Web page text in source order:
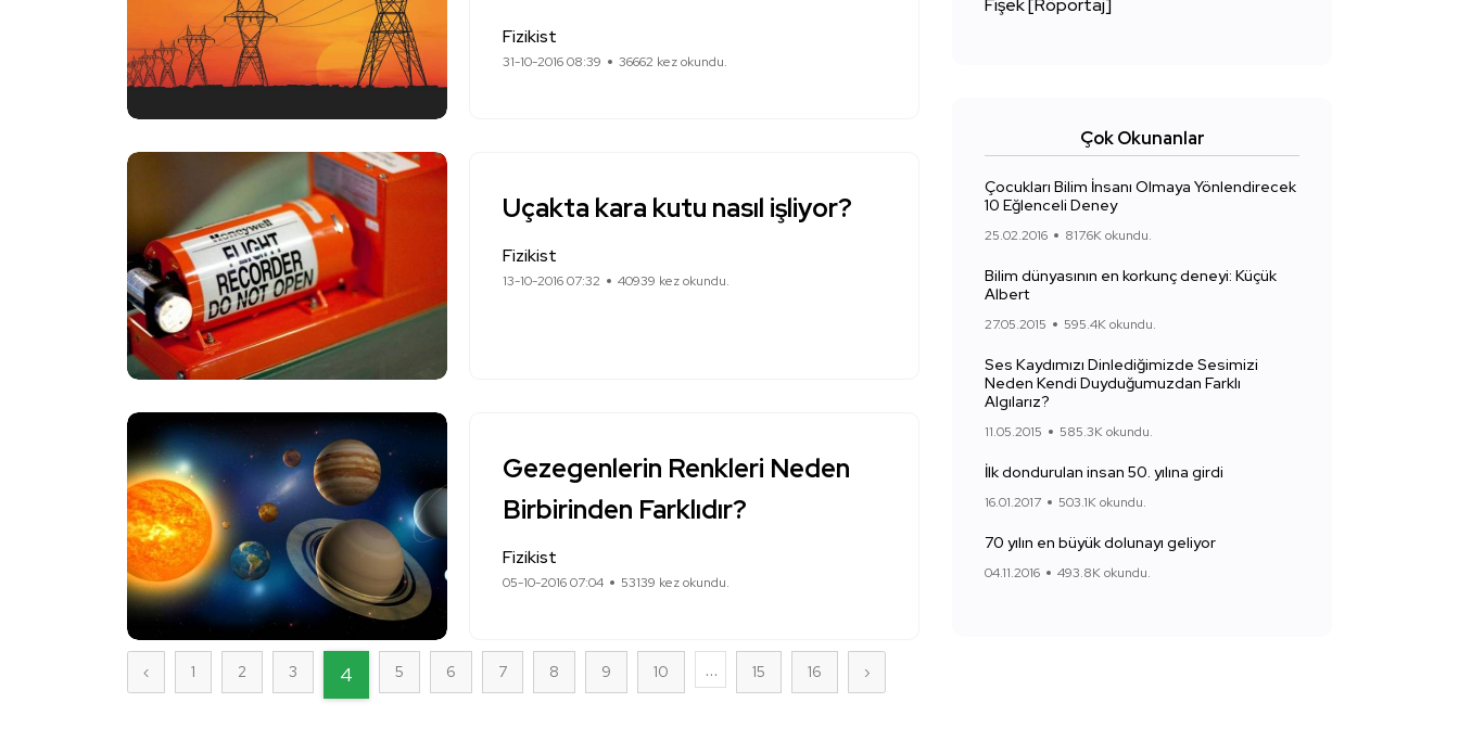
Fizikist
31-10-2016 08:39 36662 kez okundu.
Uçakta kara kutu nasıl işliyor?
Fizikist
13-10-2016 07:32 40939 kez okundu.
Gezegenlerin Renkleri Neden
Birbirinden Farklıdır?
Fizikist
05-10-2016 07:04 53139 kez okundu.
‹ 1 2 3 4 5 6 7 8 9 10 ... 15 16 ›
Fişek [Röportaj]
Çok Okunanlar
Çocukları Bilim İnsanı Olmaya Yönlendirecek
10 Eğlenceli Deney
25.02.2016 817.6K okundu.
Bilim dünyasının en korkunç deneyi: Küçük
Albert
27.05.2015 595.4K okundu.
Ses Kaydımızı Dinlediğimizde Sesimizi
Neden Kendi Duyduğumuzdan Farklı
Algılarız?
11.05.2015 585.3K okundu.
İlk dondurulan insan 50. yılına girdi
16.01.2017 503.1K okundu.
70 yılın en büyük dolunayı geliyor
04.11.2016 493.8K okundu.